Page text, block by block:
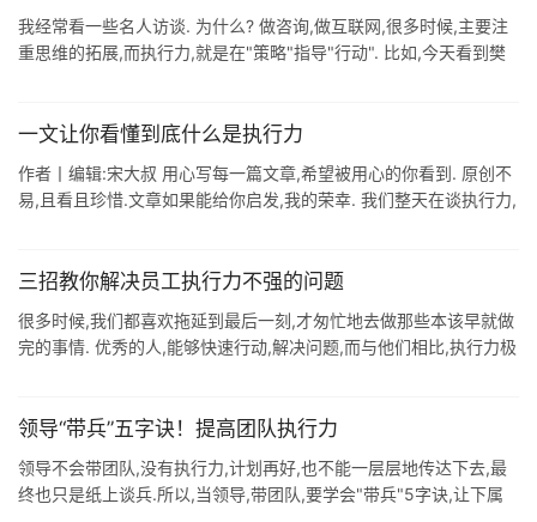
我经常看一些名人访谈. 为什么? 做咨询,做互联网,很多时候,主要注
重思维的拓展,而执行力,就是在"策略"指导"行动". 比如,今天看到樊
一文让你看懂到底什么是执行力
作者丨编辑:宋大叔 用心写每一篇文章,希望被用心的你看到. 原创不
易,且看且珍惜.文章如果能给你启发,我的荣幸. 我们整天在谈执行力,
三招教你解决员工执行力不强的问题
很多时候,我们都喜欢拖延到最后一刻,才匆忙地去做那些本该早就做
完的事情. 优秀的人,能够快速行动,解决问题,而与他们相比,执行力极
领导“带兵”五字诀！提高团队执行力
领导不会带团队,没有执行力,计划再好,也不能一层层地传达下去,最
终也只是纸上谈兵.所以,当领导,带团队,要学会"带兵"5字诀,让下属